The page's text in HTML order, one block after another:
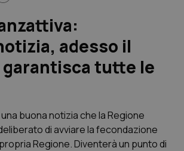
adesso il
tutte le
buona notizia che la Regione
di avviare la fecondazione
Regione. Diventerà un punto di